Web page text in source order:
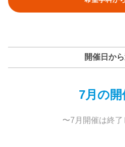
開催日か
7月の開
〜7月開催は終